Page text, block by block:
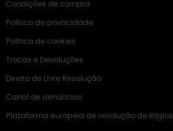
Condições de compra
Política de privacidade
Política de cookies
Trocas e Devoluções
Direito de Livre Resolução
Canal de denúncias
Plataforma europeia de resolução de litígios